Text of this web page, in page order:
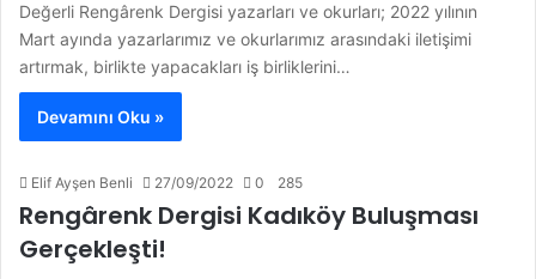
Değerli Rengârenk Dergisi yazarları ve okurları; 2022 yılının
Mart ayında yazarlarımız ve okurlarımız arasındaki iletişimi
artırmak, birlikte yapacakları iş birliklerini…
Devamını Oku »
Elif Ayşen Benli 27/09/2022 0 285
Rengârenk Dergisi Kadıköy Buluşması
Gerçekleşti!